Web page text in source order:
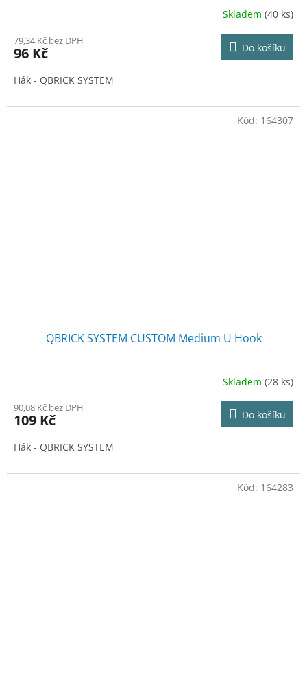
Skladem (40 ks)
79,34 Kč bez DPH
96 Kč Do košíku
Hák - QBRICK SYSTEM
QBRICK SYSTEM CUSTOM Medium U Hook
Skladem (28 ks)
90,08 Kč bez DPH
109 Kč Do košíku
Hák - QBRICK SYSTEM
Kód: 164307
Kód: 164283